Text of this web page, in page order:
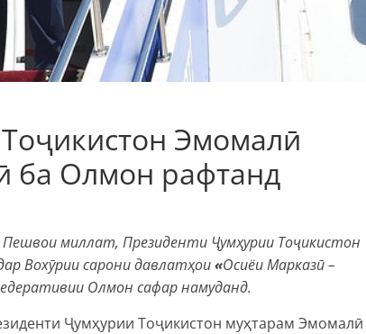
Эмомалӣ
ба Олмон рафтанд
Пешвои миллат, Президенти Ҷумҳурии Тоҷикистон
Вохӯрии сарони давлатҳои«Осиёи Марказӣ –
Олмон сафар намуданд.
Ҷумҳурии Тоҷикистон муҳтарам Эмомалӣ